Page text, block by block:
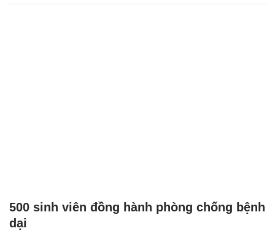
500 sinh viên đồng hành phòng chống bệnh
dại